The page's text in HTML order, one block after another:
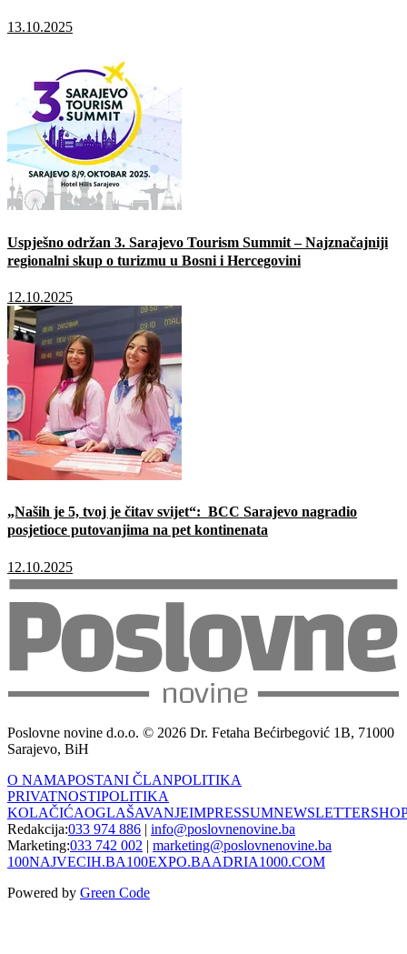
13.10.2025
Uspješno održan 3. Sarajevo Tourism Summit – Najznačajniji
regionalni skup o turizmu u Bosni i Hercegovini
12.10.2025
„Naših je 5, tvoj je čitav svijet“: BCC Sarajevo nagradio
posjetioce putovanjima na pet kontinenata
12.10.2025
Poslovne novine d.o.o. © 2026 Dr. Fetaha Bećirbegović 1B, 71000
Sarajevo, BiH
O NAMAPOSTANI ČLANPOLITIKA
PRIVATNOSTIPOLITIKA
KOLAČIĆAOGLAŠAVANJEIMPRESSUMNEWSLETTER
Redakcija:033 974 886 | info@poslovnenovine.ba
Marketing:033 742 002 | marketing@poslovnenovine.ba
100NAJVECIH.BA100EXPO.BAADRIA1000.COM
Powered by Green Code